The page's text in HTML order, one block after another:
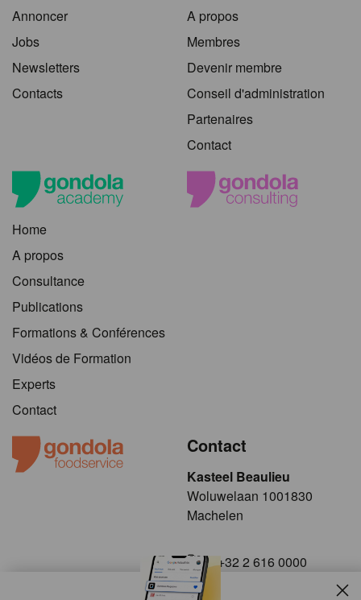
Annoncer
Jobs
Newsletters
Contacts
A propos
Membres
Devenir membre
Conseil d'administration
Partenaires
Contact
Home
A propos
Consultance
Publications
Formations & Conférences
Vidéos de Formation
Experts
Contact
Contact
Kasteel Beaulieu
​​​Woluwelaan 1001830
Machelen
+32 2 616 0000